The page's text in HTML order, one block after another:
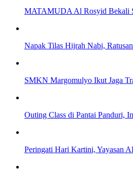
MATAMUDA Al Rosyid Bekali
Napak Tilas Hijrah Nabi,
SMKN Margomulyo Ikut Jaga
Outing Class di Pantai Panduri,
Peringati Hari Kartini, Yayasan